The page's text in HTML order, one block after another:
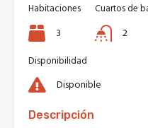
Habitaciones
3
Cuartos de
2
Disponibilidad
Disponible
Descripción